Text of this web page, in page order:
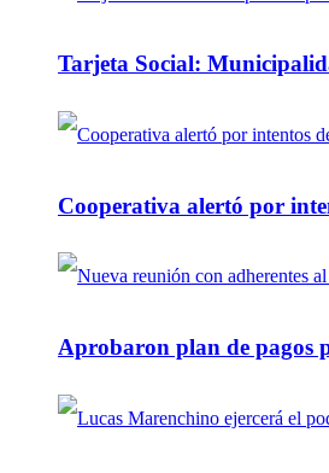
Tarjeta Social:
Cooperativa alertó por
Aprobaron plan de pagos